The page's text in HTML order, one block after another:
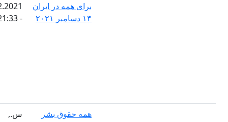
برای همه در ایران
15.12.2021
- 21:33
همه حقوق بشر
س.,